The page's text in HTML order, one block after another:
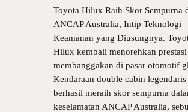
Toyota Hilux Raih Skor Sempurna
ANCAP Australia, Intip Teknologi
Keamanan yang Diusungnya.
Hilux kembali menorehkan prestasi
membanggakan di pasar otomotif
Kendaraan double cabin
berhasil meraih skor sempurna
keselamatan ANCAP Australia,